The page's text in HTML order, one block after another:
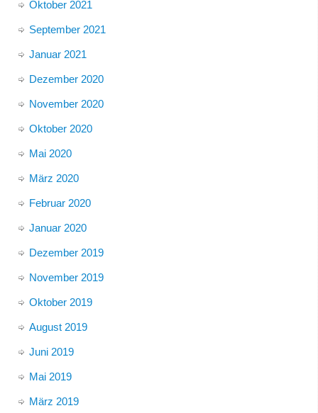
Oktober 2021
September 2021
Januar 2021
Dezember 2020
November 2020
Oktober 2020
Mai 2020
März 2020
Februar 2020
Januar 2020
Dezember 2019
November 2019
Oktober 2019
August 2019
Juni 2019
Mai 2019
März 2019